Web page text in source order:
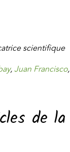
scientifique
, Juan Francisco,
de la